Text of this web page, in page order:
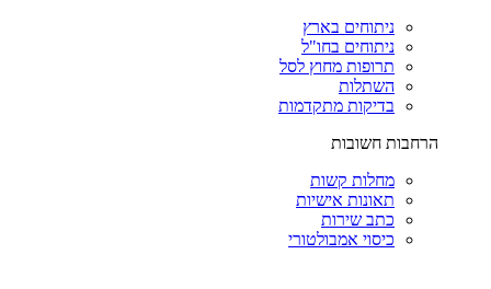
ניתוחים בארץ
ניתוחים בחו"ל
תרופות מחוץ לסל
השתלות
בדיקות מתקדמות
הרחבות חשובות
מחלות קשות
תאונות אישיות
כתב שירות
כיסוי אמבולטורי